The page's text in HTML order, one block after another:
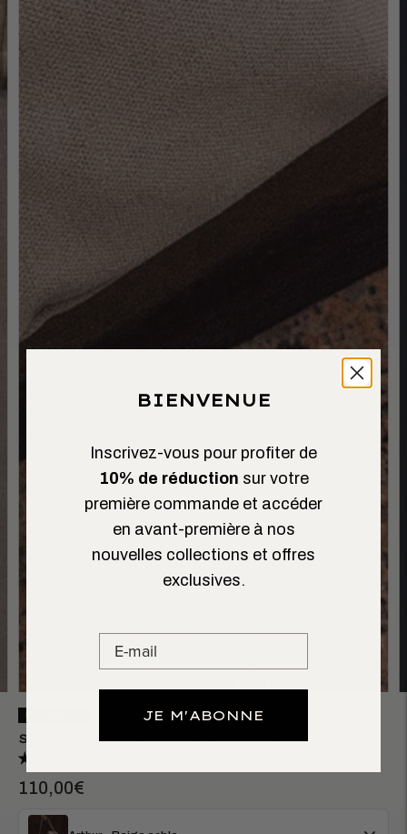
NOUVEAUTÉ
SAC WEEK-END 48H UNI ARTHUR
110,00€
BIENVENUE
Inscrivez-vous pour profiter de
10% de réduction sur votre
première commande et accéder
en avant-première à nos
nouvelles collections et offres
exclusives.
JE M'ABONNE